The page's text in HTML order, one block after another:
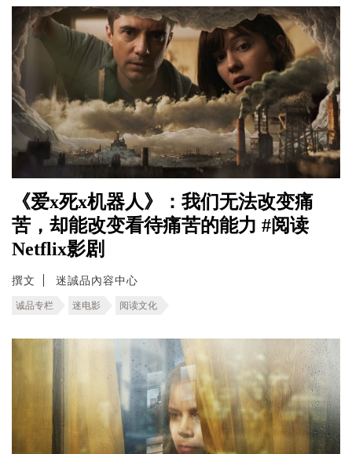
《爱x死x机器人》：我们无法改变痛
苦，却能改变看待痛苦的能力 #阅读
Netflix影剧
撰文 迷誠品內容中心
诚品专栏 迷电影 阅读文化